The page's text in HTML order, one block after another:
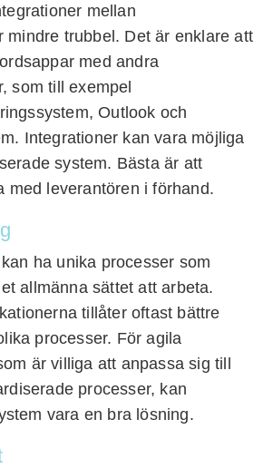
mellan
mindre trubbel. Det är enklare att
med andra
som till exempel
Outlook och
Integrationer kan vara möjliga
system. Bästa är att
med leverantören i förhand.
ha unika processer som
allmänna sättet att arbeta.
tillåter oftast bättre
processer. För agila
är villiga att anpassa sig till
processer, kan
vara en bra lösning.